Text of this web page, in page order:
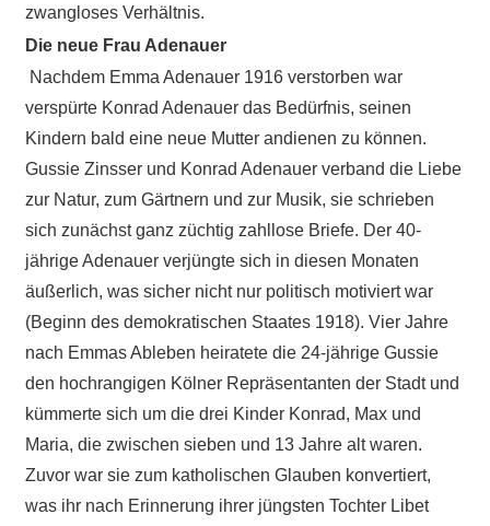
zwangloses Verhältnis.
Die neue Frau Adenauer
Nachdem Emma Adenauer 1916 verstorben war
verspürte Konrad Adenauer das Bedürfnis, seinen
Kindern bald eine neue Mutter andienen zu können.
Gussie Zinsser und Konrad Adenauer verband die Liebe
zur Natur, zum Gärtnern und zur Musik, sie schrieben
sich zunächst ganz züchtig zahllose Briefe. Der 40-
jährige Adenauer verjüngte sich in diesen Monaten
äußerlich, was sicher nicht nur politisch motiviert war
(Beginn des demokratischen Staates 1918). Vier Jahre
nach Emmas Ableben heiratete die 24-jährige Gussie
den hochrangigen Kölner Repräsentanten der Stadt und
kümmerte sich um die drei Kinder Konrad, Max und
Maria, die zwischen sieben und 13 Jahre alt waren.
Zuvor war sie zum katholischen Glauben konvertiert,
was ihr nach Erinnerung ihrer jüngsten Tochter Libet